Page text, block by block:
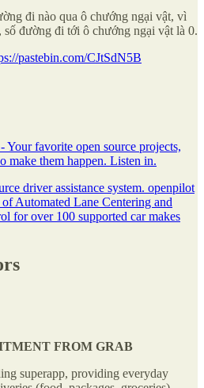
đi nào qua ô chướng ngại vật, vì
đường đi tới ô chướng ngại vật là 0.
pastebin.com/CJtSdN5B
Your favorite open source projects,
make them happen. Listen in.
driver assistance system. openpilot
Automated Lane Centering and
for over 100 supported car makes
FROM GRAB
superapp, providing everyday